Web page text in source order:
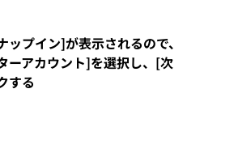
ップイン]が表示されるので、
ーアカウント]を選択し、[次
する